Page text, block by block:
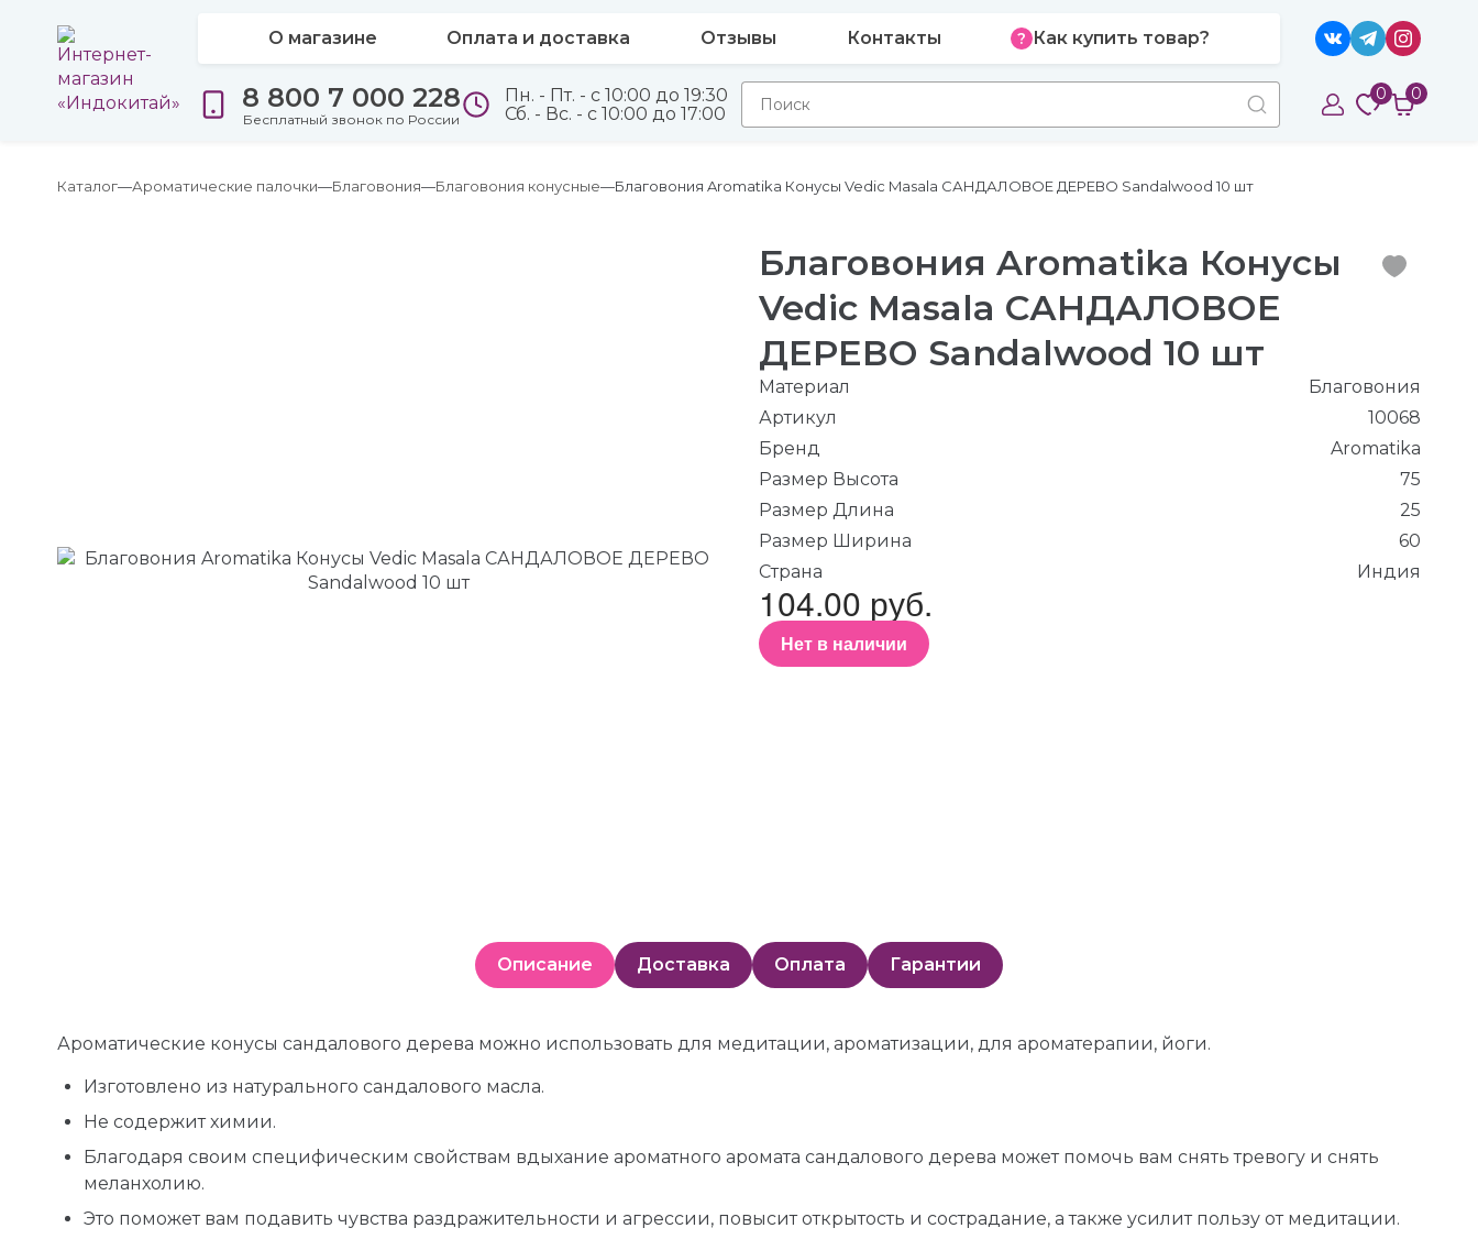
О магазине Оплата и доставка Отзывы Контакты Как купить товар?
8 800 7 000 228
Бесплатный звонок по России
Пн. - Пт. - с 10:00 до 19:30
Сб. - Вс. - с 10:00 до 17:00
0 0
Каталог Ароматические палочки Благовония Благовония конусные Благовония Aromatika Конусы Vedic Masala САНДАЛОВОЕ ДЕРЕВО Sandalwood 10 шт
Благовония Aromatika Конусы
Vedic Masala САНДАЛОВОЕ
ДЕРЕВО Sandalwood 10 шт
Материал
Благовония
Артикул
10068
Бренд
Aromatika
Размер Высота
75
Размер Длина
25
Размер Ширина
60
Страна
Индия
104.00 руб.
Нет в наличии
Описание Доставка Оплата Гарантии
Ароматические конусы сандалового дерева можно использовать для медитации, ароматизации, для ароматерапии, йоги.
Изготовлено из натурального сандалового масла.
Не содержит химии.
Благодаря своим специфическим свойствам вдыхание ароматного аромата сандалового дерева может помочь вам снять тревогу и снять
меланхолию.
Это поможет вам подавить чувства раздражительности и агрессии, повысит открытость и сострадание, а также усилит пользу от медитации.